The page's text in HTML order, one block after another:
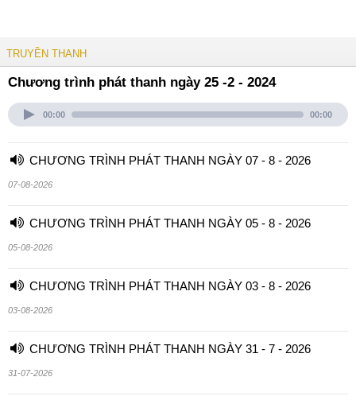
TRUYỀN THANH
Chương trình phát thanh ngày 25 -2 - 2024
00:00 00:00
CHƯƠNG TRÌNH PHÁT THANH NGÀY 07 - 8 - 2026
07-08-2026
CHƯƠNG TRÌNH PHÁT THANH NGÀY 05 - 8 - 2026
05-08-2026
CHƯƠNG TRÌNH PHÁT THANH NGÀY 03 - 8 - 2026
03-08-2026
CHƯƠNG TRÌNH PHÁT THANH NGÀY 31 - 7 - 2026
31-07-2026